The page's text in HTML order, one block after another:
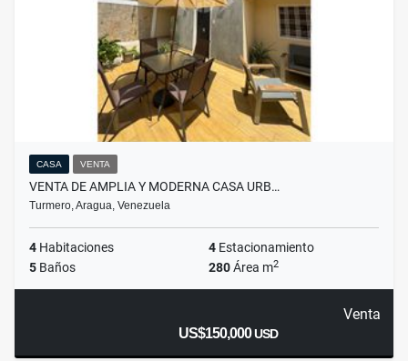
CASA VENTA
VENTA DE AMPLIA Y MODERNA CASA URB…
Turmero, Aragua, Venezuela
4 Habitaciones 4 Estacionamiento
5 Baños 280Área m2
Venta
US$150,000USD